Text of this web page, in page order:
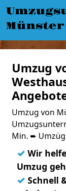
Münster
Umzug
Umzug von
Min. ➨
✓ Wir
Umzug
✓ Schnell